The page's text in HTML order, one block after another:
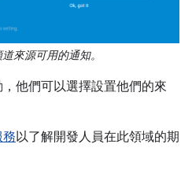
來源可用的通知。
他們可以選擇設置他們的來
以了解開發人員在此領域的期